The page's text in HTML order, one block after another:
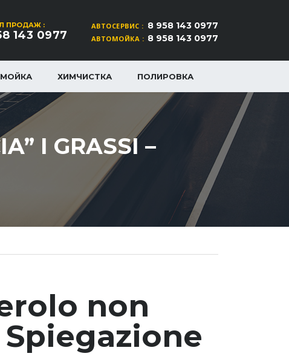
АВТОСЕРВИС : 8 958 143 0977
АВТОМОЙКА : 8 958 143 0977
ПРОДАЖ :
143 0977
МОЙКА ХИМЧИСТКА ПОЛИРОВКА
I GRASSI –
non